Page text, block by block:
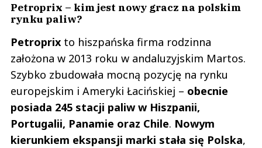
Petroprix – kim jest nowy gracz na polskim
rynku paliw?
Petroprix to hiszpańska firma rodzinna
założona w 2013 roku w andaluzyjskim Martos.
Szybko zbudowała mocną pozycję na rynku
europejskim i Ameryki Łacińskiej – obecnie
posiada 245 stacji paliw w Hiszpanii,
Portugalii, Panamie oraz Chile. Nowym
kierunkiem ekspansji marki stała się Polska,